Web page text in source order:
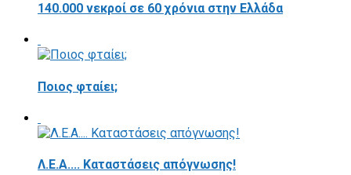
140.000 νεκροί σε 60 χρόνια στην Ελλάδα
Ποιος φταίει;
Λ.Ε.Α.... Καταστάσεις απόγνωσης!